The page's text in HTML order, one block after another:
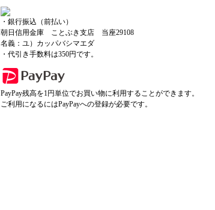
・銀行振込（前払い）
朝日信用金庫 ことぶき支店 当座29108
名義：ユ）カッパバシマエダ
・代引き手数料は350円です。
PayPay残高を1円単位でお買い物に利用することができます。
ご利用になるにはPayPayへの登録が必要です。